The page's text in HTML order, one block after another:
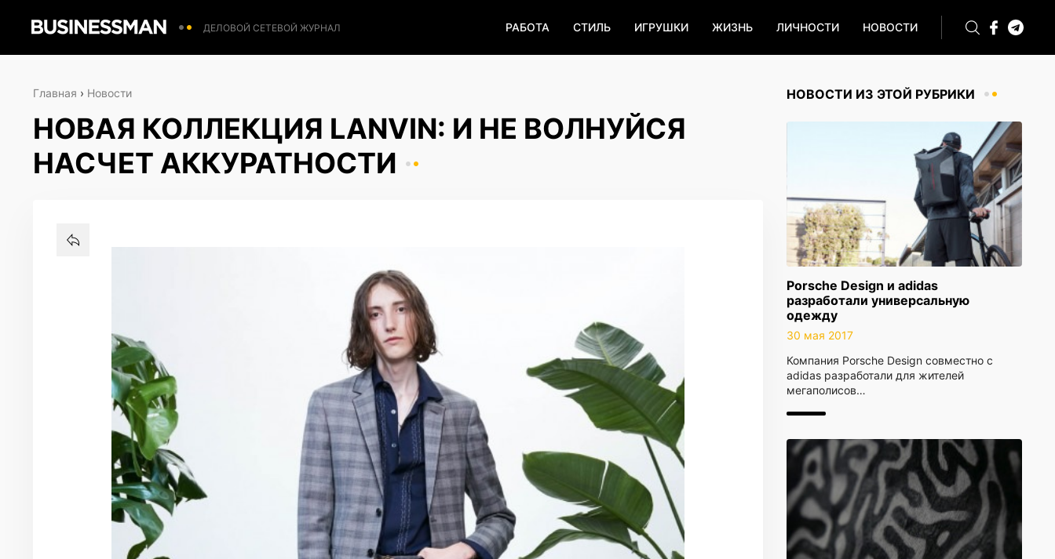
ДЕЛОВОЙ СЕТЕВОЙ ЖУРНАЛ РАБОТА СТИЛЬ ИГРУШКИ ЖИЗНЬ ЛИЧНОСТИ НОВОСТИ
НОВОСТИ ИЗ ЭТОЙ РУБРИКИ
Porsche Design и adidas
разработали универсальную
одежду
30 мая 2017
Компания Porsche Design совместно с
adidas разработали для жителей
мегаполисов…
Главная › Новости
НОВАЯ КОЛЛЕКЦИЯ LANVIN: И НЕ ВОЛНУЙСЯ
НАСЧЕТ АККУРАТНОСТИ